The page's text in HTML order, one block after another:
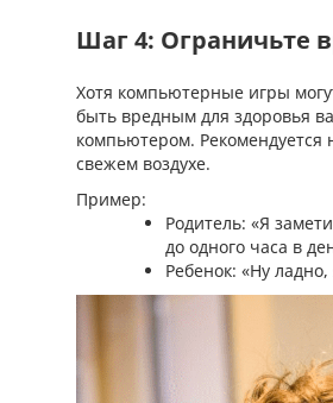
Шаг 4: Ограничьте
Хотя компьютерные игры
быть вредным для здоровья
компьютером. Рекомендуется
свежем воздухе.
Пример:
Родитель: «Я
до одного часа в
Ребенок: «Ну